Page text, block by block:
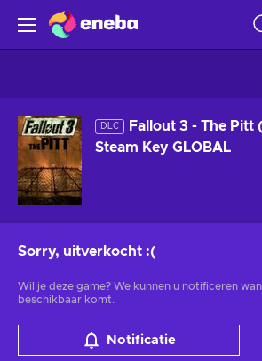
DLC
Fallout 3 - The Pitt
Steam Key GLOBAL
Sorry, uitverkocht :(
Wil je deze game? We kunnen u notificeren
beschikbaar komt.
Notificatie